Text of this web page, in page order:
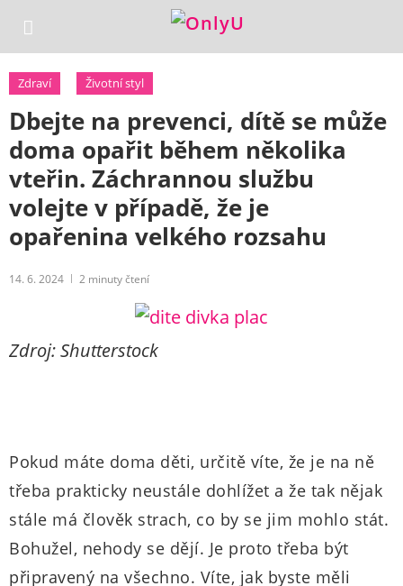
Zdraví Životní styl
Dbejte na prevenci, dítě se může
doma opařit během několika
vteřin. Záchrannou službu
volejte v případě, že je
opařenina velkého rozsahu
14. 6. 2024 2 minuty čtení
Zdroj: Shutterstock
Pokud máte doma děti, určitě víte, že je na ně
třeba prakticky neustále dohlížet a že tak nějak
stále má člověk strach, co by se jim mohlo stát.
Bohužel, nehody se dějí. Je proto třeba být
připravený na všechno. Víte, jak byste měli